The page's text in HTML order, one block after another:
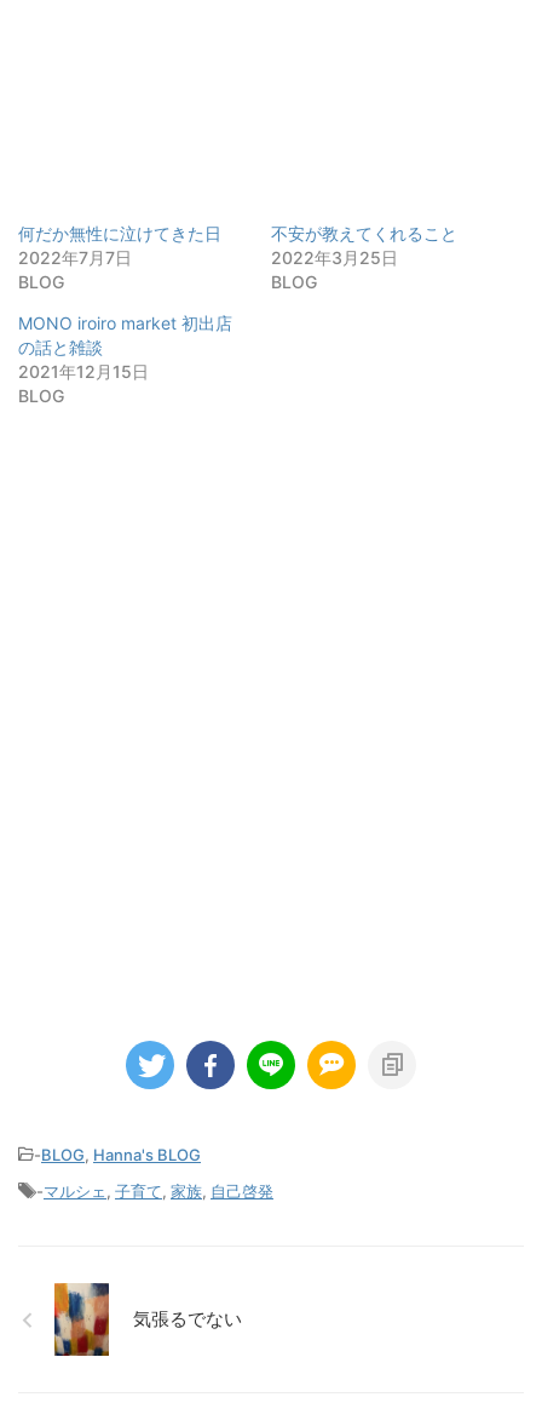
何だか無性に泣けてきた日
2022年7月7日
BLOG
不安が教えてくれること
2022年3月25日
BLOG
MONO iroiro market 初出店
の話と雑談
2021年12月15日
BLOG
-BLOG, Hanna's BLOG
-マルシェ, 子育て, 家族, 自己啓発
気張るでない